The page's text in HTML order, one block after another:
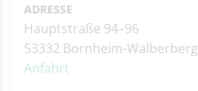
ADRESSE
Hauptstraße 94–96
53332 Bornheim-Walberberg
Anfahrt